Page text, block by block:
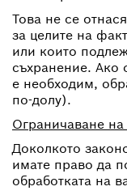
Това не се
за целите на
или които
съхранение. Ако
е необходим,
по-долу).
Ограничаване на
Доколкото
имате право да
обработката на